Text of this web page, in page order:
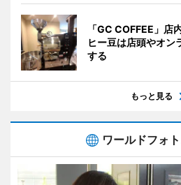
「GC COFFEE」店
ヒー豆は店頭やオン
する
もっと見る
ワールドフォ